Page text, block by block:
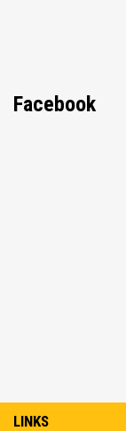
Facebook
LINKS